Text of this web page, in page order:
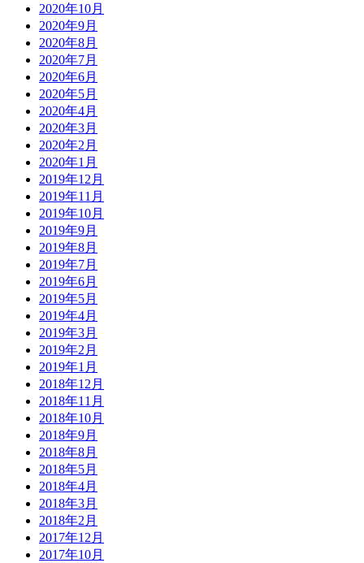
2020年10月
2020年9月
2020年8月
2020年7月
2020年6月
2020年5月
2020年4月
2020年3月
2020年2月
2020年1月
2019年12月
2019年11月
2019年10月
2019年9月
2019年8月
2019年7月
2019年6月
2019年5月
2019年4月
2019年3月
2019年2月
2019年1月
2018年12月
2018年11月
2018年10月
2018年9月
2018年8月
2018年5月
2018年4月
2018年3月
2018年2月
2017年12月
2017年10月